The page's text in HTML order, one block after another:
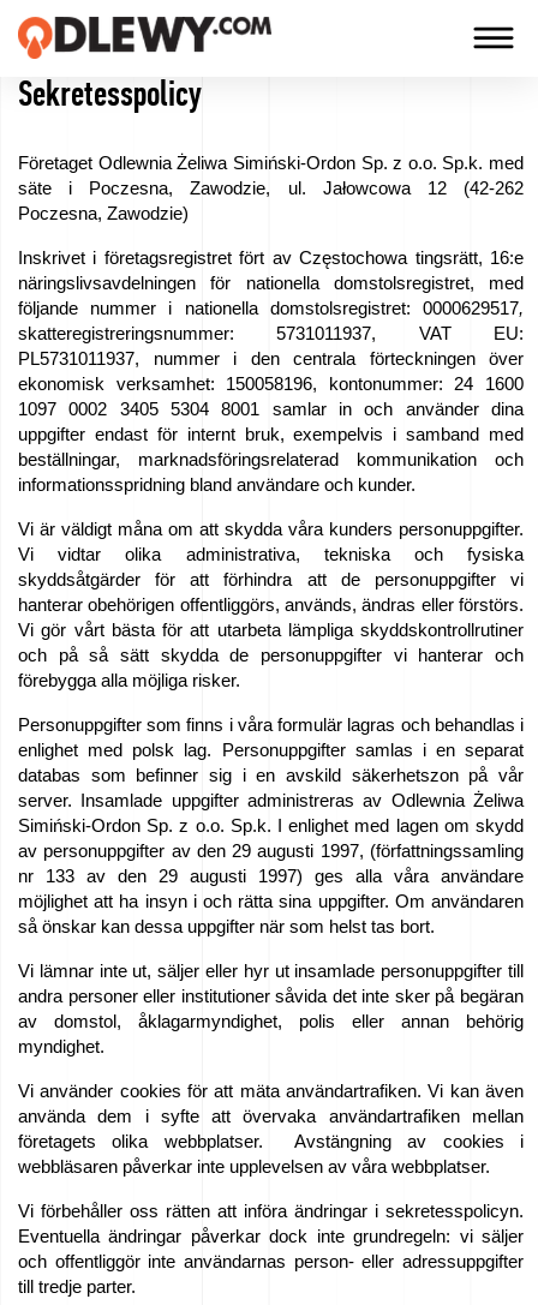
TRADYCJA
JAKOŚĆ
Företag
Teknologi
Våra
produkter
Jobb
–
Sök
nu!
Till
salu
EU-
bidrag
sponsrar
–
love
horses
Filmer
från
gjuteriet
Sekretesspolicy
Företaget Odlewnia Żeliwa Simiński-Ordon Sp. z o.o. Sp.k. med
säte i Poczesna, Zawodzie, ul. Jałowcowa 12 (42-262
Poczesna, Zawodzie)
Inskrivet i företagsregistret fört av Częstochowa tingsrätt, 16:e
näringslivsavdelningen för nationella domstolsregistret, med
följande nummer i nationella domstolsregistret: 0000629517,
skatteregistreringsnummer: 5731011937, VAT EU:
PL5731011937, nummer i den centrala förteckningen över
ekonomisk verksamhet: 150058196, kontonummer: 24 1600
1097 0002 3405 5304 8001 samlar in och använder dina
uppgifter endast för internt bruk, exempelvis i samband med
beställningar, marknadsföringsrelaterad kommunikation och
informationsspridning bland användare och kunder.
Vi är väldigt måna om att skydda våra kunders personuppgifter.
Vi vidtar olika administrativa, tekniska och fysiska
skyddsåtgärder för att förhindra att de personuppgifter vi
hanterar obehörigen offentliggörs, används, ändras eller förstörs.
Vi gör vårt bästa för att utarbeta lämpliga skyddskontrollrutiner
och på så sätt skydda de personuppgifter vi hanterar och
förebygga alla möjliga risker.
Personuppgifter som finns i våra formulär lagras och behandlas i
enlighet med polsk lag. Personuppgifter samlas i en separat
databas som befinner sig i en avskild säkerhetszon på vår
server. Insamlade uppgifter administreras av Odlewnia Żeliwa
Simiński-Ordon Sp. z o.o. Sp.k. I enlighet med lagen om skydd
av personuppgifter av den 29 augusti 1997, (författningssamling
nr 133 av den 29 augusti 1997) ges alla våra användare
möjlighet att ha insyn i och rätta sina uppgifter. Om användaren
så önskar kan dessa uppgifter när som helst tas bort.
Vi lämnar inte ut, säljer eller hyr ut insamlade personuppgifter till
andra personer eller institutioner såvida det inte sker på begäran
av domstol, åklagarmyndighet, polis eller annan behörig
myndighet.
Vi använder cookies för att mäta användartrafiken. Vi kan även
använda dem i syfte att övervaka användartrafiken mellan
företagets olika webbplatser. Avstängning av cookies i
webbläsaren påverkar inte upplevelsen av våra webbplatser.
Vi förbehåller oss rätten att införa ändringar i sekretesspolicyn.
Eventuella ändringar påverkar dock inte grundregeln: vi säljer
och offentliggör inte användarnas person- eller adressuppgifter
till tredje parter.